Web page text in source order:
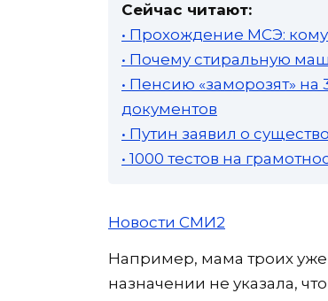
Сейчас читают:
• Прохождение МСЭ:
• Почему стиральную
• Пенсию «заморозят»
документов
• Путин заявил о
• 1000 тестов на
Новости СМИ2
Например, мама троих
назначении не указала,